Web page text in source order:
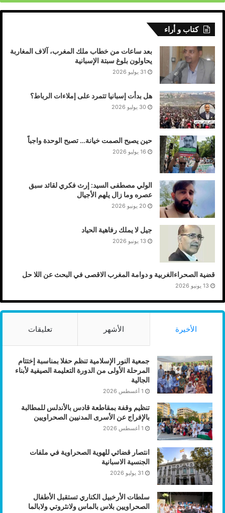
كتاب و أراء
بعد ساعات من خطاب ملك المغرب، آلاف المغاربة
يحاولون بلوغ سبتة الإسبانية
31 يوليو 2026
هل بدأت إسبانيا تتمرد على إملاءات الرباط؟
30 يوليو 2026
حين يصبح الصمت خيانة… تصبح الوحدة واجباً
16 يوليو 2026
الولي مصطفى السيد: إرث فكري لقائد سبق
عصره وما زال يلهم الأجيال
20 يونيو 2026
جيل لا يملك رفاهية الحياد
13 يونيو 2026
قضية الصحراءالغربية و دوامة المغرب الاقصى في البحث عن اللا حل
13 يونيو 2026
الأخيرة الأشهر تعليقات
جمعية النور الإسلامية تنظم حفلا بمناسبة إختتام
المرحلة الأولى من الدورة التعليمة الصيفية لأبناء
الجالية
1 أغسطس 2026
تنظيم وقفة بمقاطعة قادس بالأندلس للمطالبة
بالإفراج عن الأسرى المدنيين الصحراويين
1 أغسطس 2026
انتصار قضائي للهوية الصحراوية في ملفات
الجنسية الاسبانية
31 يوليو 2026
سلطات الأرخبيل الكناري تستقبل الأطفال
الصحراويين بلاس بالماس ولانثروتي ولابالما